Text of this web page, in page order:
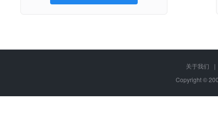
关于我们
|
Copyright ©